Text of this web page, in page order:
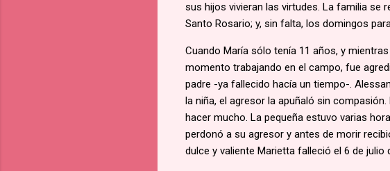
sus hijos vivieran las virtudes. La familia se
Santo Rosario; y, sin falta, los domingos
Cuando María sólo tenía 11 años, y
momento trabajando en el campo, fue
padre -ya fallecido hacía un tiempo-.
la niña, el agresor la apuñaló sin
hacer mucho. La pequeña estuvo varias
perdonó a su agresor y antes de morir
dulce y valiente Marietta falleció el 6 de julio